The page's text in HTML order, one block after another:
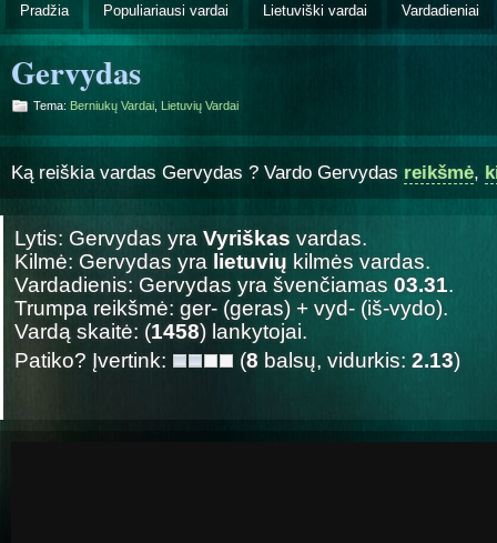
Pradžia Populiariausi vardai Lietuviški vardai Vardadieniai
Gervydas
Tema: Berniukų Vardai Lietuvių Vardai
Ką reiškia vardas Gervydas ? Vardo Gervydas reikšmė,
Lytis: Gervydas yra Vyriškas vardas.
Kilmė: Gervydas yra lietuvių kilmės vardas.
Vardadienis: Gervydas yra švenčiamas 03.31.
Trumpa reikšmė: ger- (geras) + vyd- (iš-vydo).
Vardą skaitė: (1458) lankytojai.
Patiko? Įvertink:
(8 balsų, vidurkis: 2.13)